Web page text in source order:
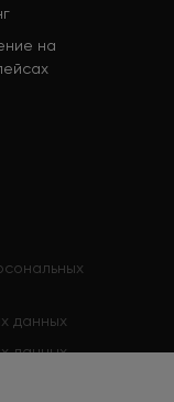
на
данных
данных